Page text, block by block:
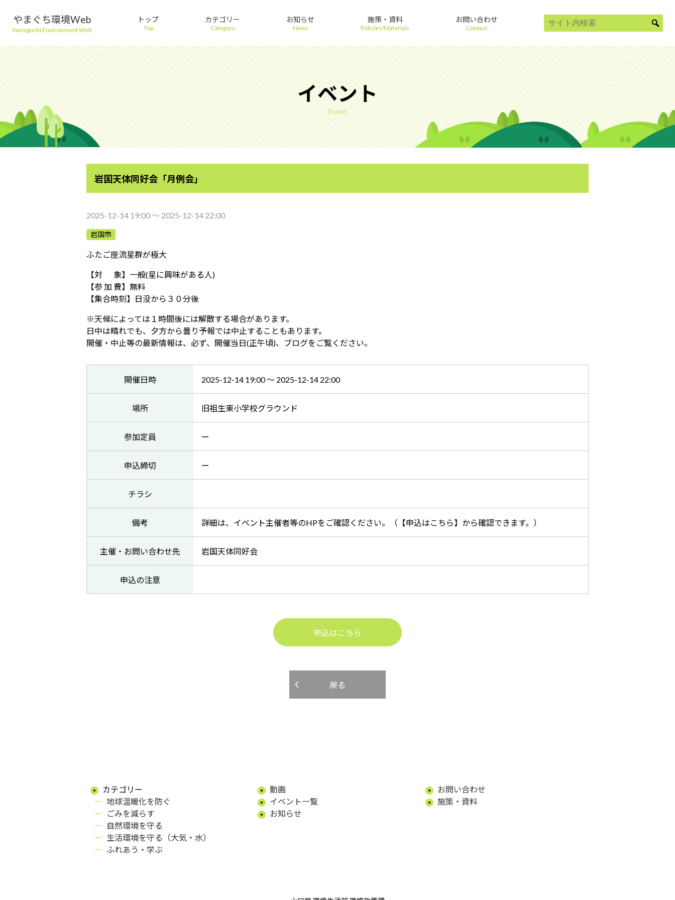
やまぐち環境Web
Yamaguchi Environment Web
トップ
Top
カテゴリー
Category
お知らせ
News
施策・資料
Policies/Materials
お問い合わせ
Contact
イベント
Event
岩国天体同好会「月例会」
2025-12-14 19:00 〜 2025-12-14 22:00
岩国市
ふたご座流星群が極大
【対 象】一般(星に興味がある人)
【参 加 費】無料
【集合時刻】日没から３０分後
※天候によっては１時間後には解散する場合があります。
日中は晴れでも、夕方から曇り予報では中止することもあります。
開催・中止等の最新情報は、必ず、開催当日(正午頃)、ブログをご覧ください。
開催日時 2025-12-14 19:00 〜 2025-12-14 22:00
場所 旧祖生東小学校グラウンド
参加定員 ー
申込締切 ー
チラシ
備考 詳細は、イベント主催者等のHPをご確認ください。（【申込はこちら】から確認できます。）
主催・お問い合わせ先 岩国天体同好会
申込の注意
申込はこちら
戻る
カテゴリー
地球温暖化を防ぐ
ごみを減らす
自然環境を守る
生活環境を守る（大気・水）
ふれあう・学ぶ
動画
イベント一覧
お知らせ
お問い合わせ
施策・資料